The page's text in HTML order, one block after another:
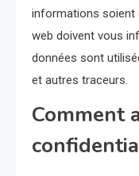
informations soient
web doivent vous
données sont
et autres traceurs.
Comment